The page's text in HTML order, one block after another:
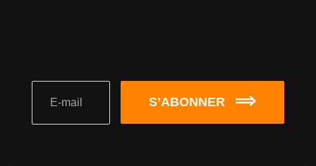
S’ABONNER